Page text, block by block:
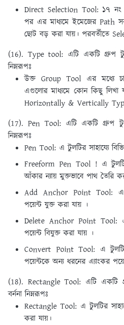
Direct Selection Tool: ১৭ নং
পর এর মাধ্যমে ইমেজের Path
ছােট বড় করা যায়। পরবর্তীতে
(16). Type tool: এটি একটি গ্রুপ
নিম্নরূপঃ
উক্ত Group Tool এর মধ্যে
এগুলাের মাধ্যমে কোন কিছু লিখা
Horizontally & Vertically
(17). Pen Tool:এটি একটি গ্রুপ
নিম্নরূপঃ
Pen Tool: এ টুলটির সাহায্যে
Freeform Pen Tool ! এ টুলটির
আঁকার ন্যায় মুক্তভাবে পাথ তৈরি
Add Anchor Point Tool: এ
পয়েন্ট যুক্ত করা যায় ।
Delete Anchor Point Tool: এ
পয়েন্ট বিযুক্ত করা যায় ।
Convert Point Tool: এ
পয়েন্টকে অন্য ধরনের এ্যাংকর
(18). Rectangle Tool:এটি একটি
বর্ননা নিম্নরূপঃ
Rectangle Tool: এ টুলটির
করা যায়।